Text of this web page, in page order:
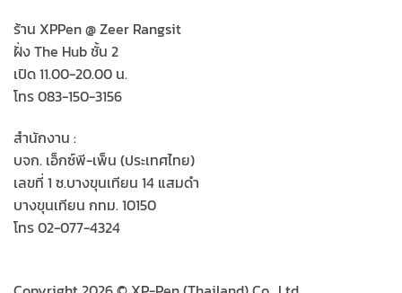
ร้าน XPPen @ Zeer Rangsit
ฝั่ง The Hub ชั้น 2
เปิด 11.00-20.00 น.
โทร 083-150-3156
สำนักงาน :
บจก. เอ็กซ์พี-เพ็น (ประเทศไทย)
เลขที่ 1 ซ.บางขุนเทียน 14 แสมดำ
บางขุนเทียน กทม. 10150
โทร 02-077-4324